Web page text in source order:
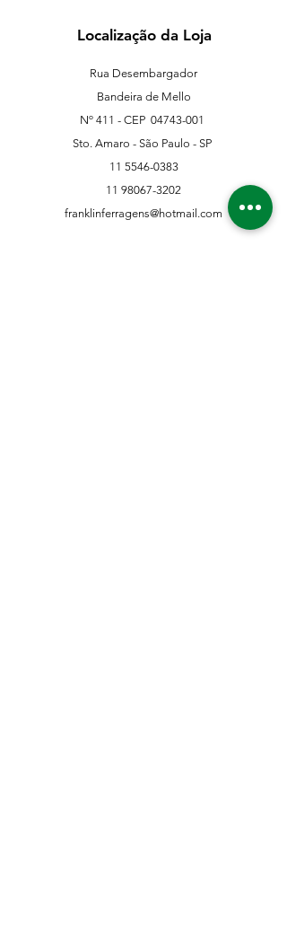
Localização da Loja
Rua Desembargador
Bandeira de Mello
Nº 411 - CEP 04743-001
Sto. Amaro - São Paulo - SP
11 5546-0383
11 98067-3202
franklinferragens@hotmail.com